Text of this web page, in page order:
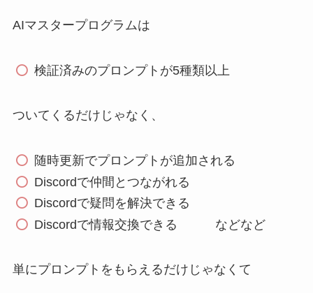
AIマスタープログラムは
検証済みのプロンプトが5種類以上
ついてくるだけじゃなく、
随時更新でプロンプトが追加される
Discordで仲間とつながれる
Discordで疑問を解決できる
Discordで情報交換できる などなど
単にプロンプトをもらえるだけじゃなくて